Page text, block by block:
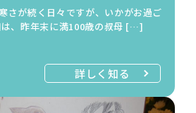
さが続く日々ですが、いかがお過ご
は、昨年末に満100歳の叔母 […]
詳しく知る